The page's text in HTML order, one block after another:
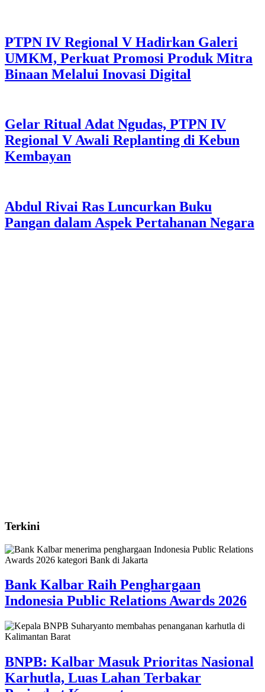
PTPN IV Regional V Hadirkan Galeri
UMKM, Perkuat Promosi Produk Mitra
Binaan Melalui Inovasi Digital
Gelar Ritual Adat Ngudas, PTPN IV
Regional V Awali Replanting di Kebun
Kembayan
Abdul Rivai Ras Luncurkan Buku
Pangan dalam Aspek Pertahanan Negara
Terkini
Bank Kalbar Raih Penghargaan
Indonesia Public Relations Awards 2026
BNPB: Kalbar Masuk Prioritas Nasional
Karhutla, Luas Lahan Terbakar